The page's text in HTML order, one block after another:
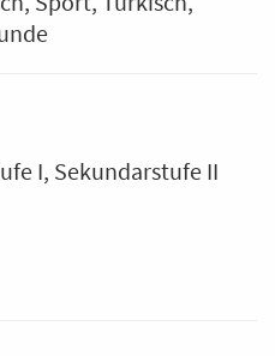
I Sekundarstufe II